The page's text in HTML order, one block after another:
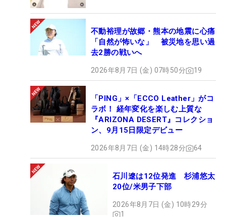
不動裕理が故郷・熊本の地震に心痛
「自然が怖いな」 被災地を思い過
去2勝の戦いへ
2026年8月7日 (金) 07時50分 19
「PING」×「ECCO Leather」がコ
ラボ！ 経年変化を楽しむ上質な
『ARIZONA DESERT』コレクショ
ン、9月15日限定デビュー
2026年8月7日 (金) 14時28分 64
石川遼は12位発進 杉浦悠太
20位/米男子下部
2026年8月7日 (金) 10時29分
1